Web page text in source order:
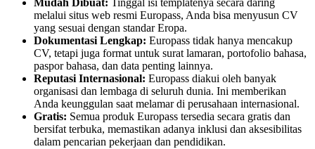
Mudah Dibuat: Tinggal isi templatenya secara daring
melalui situs web resmi Europass, Anda bisa menyusun CV
yang sesuai dengan standar Eropa.
Dokumentasi Lengkap: Europass tidak hanya mencakup
CV, tetapi juga format untuk surat lamaran, portofolio bahasa,
paspor bahasa, dan data penting lainnya.
Reputasi Internasional: Europass diakui oleh banyak
organisasi dan lembaga di seluruh dunia. Ini memberikan
Anda keunggulan saat melamar di perusahaan internasional.
Gratis: Semua produk Europass tersedia secara gratis dan
bersifat terbuka, memastikan adanya inklusi dan aksesibilitas
dalam pencarian pekerjaan dan pendidikan.